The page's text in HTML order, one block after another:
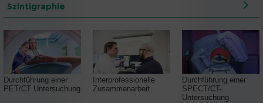
Szintigraphie
Durchführung einer
PET/CT Untersuchung
Interprofessionelle
Zusammenarbeit
Durchführung einer
SPECT/CT-
Untersuchung